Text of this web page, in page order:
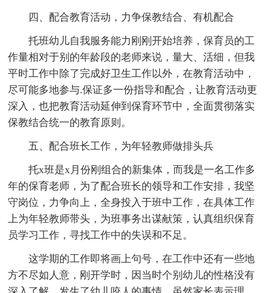
四、配合教育活动，力争保教结合、有机配合
托班幼儿自我服务能力刚刚开始培养，保育员的工
作量相对于别的年龄段的老师来说，量大、活细，但我
平时工作中除了完成好卫生工作以外，在教育活动中，
尽可能多地参与.保证多一份指导和配合，让教育活动更
深入，也把教育活动延伸到保育环节中，全面贯彻落实
保教结合统一的教育原则。
五、配合班长工作，为年轻教师做排头兵
托x班是x月份刚组合的新集体，而我是一名工作多
年的保育老师，为了配合班长的领导和工作安排，我坚
守岗位，力争向上，全身投入于班中工作，在具体工作
上为年轻教师带头，为班事务出谋献策，认真组织保育
员学习工作，寻找工作中的失误和不足。
这学期的工作即将画上句号，在工作中还有一些地
方不尽如人意，刚开学时，因当时个别幼儿的性格没有